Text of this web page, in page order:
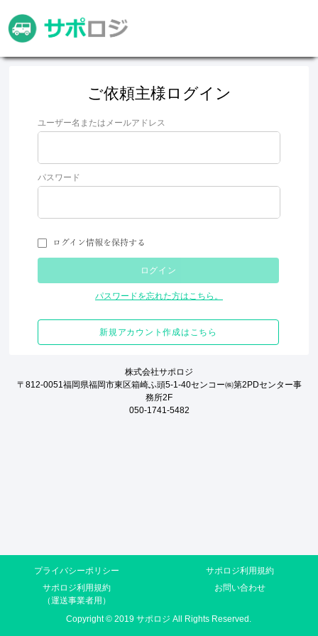
ご依頼主様ログイン
ユーザー名またはメールアドレス
パスワード
ログイン情報を保持する
ログイン
パスワードを忘れた方はこちら。
新規アカウント作成はこちら
株式会社サポロジ
〒812-0051福岡県福岡市東区箱崎ふ頭5-1-40センコー㈱第2PDセンター事
務所2F
050-1741-5482
プライバシーポリシー
サポロジ利用規約
サポロジ利用規約
（運送事業者用）
お問い合わせ
Copyright © 2019 サポロジ All Rights Reserved.